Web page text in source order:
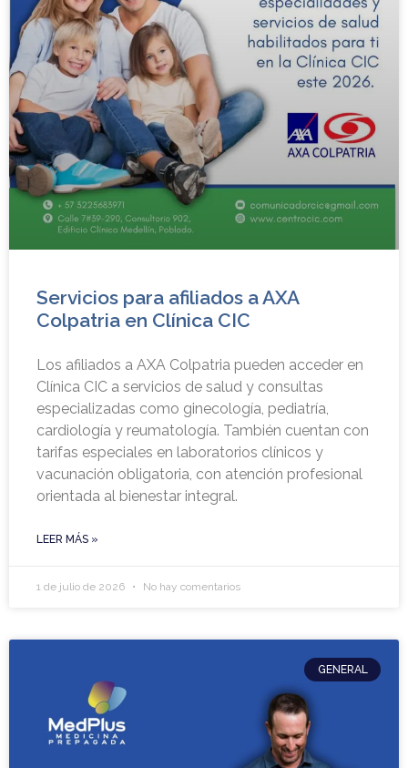
Servicios para afiliados a AXA
Colpatria en Clínica CIC
Los afiliados a AXA Colpatria pueden acceder en
Clínica CIC a servicios de salud y consultas
especializadas como ginecología, pediatría,
cardiología y reumatología. También cuentan con
tarifas especiales en laboratorios clínicos y
vacunación obligatoria, con atención profesional
orientada al bienestar integral.
LEER MÁS »
1 de julio de 2026 No hay comentarios
GENERAL